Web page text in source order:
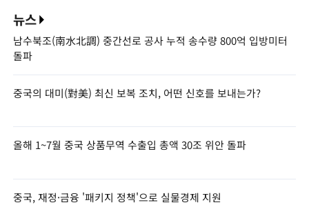
뉴스
남수북조(南水北調) 중간선로 공사 누적 송수량 800억 입방미터
돌파
중국의 대미(對美) 최신 보복 조치, 어떤 신호를 보내는가?
올해 1~7월 중국 상품무역 수출입 총액 30조 위안 돌파
중국, 재정·금융 '패키지 정책'으로 실물경제 지원